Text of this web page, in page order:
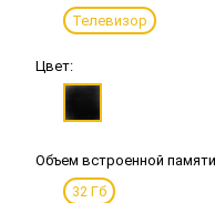
Телевизор
Цвет:
Объем встроенной памяти
32 Гб